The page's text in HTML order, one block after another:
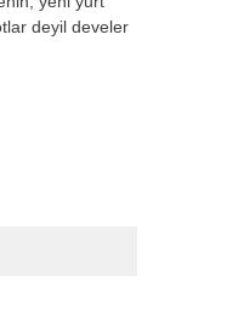
deyil develer